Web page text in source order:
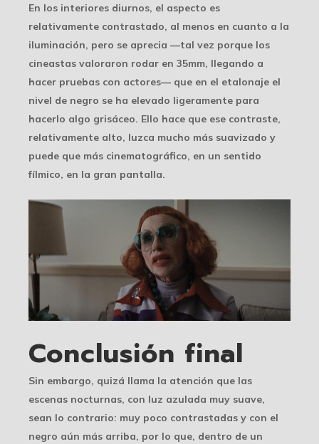
En los interiores diurnos, el aspecto es
relativamente contrastado, al menos en cuanto a la
iluminación, pero se aprecia —tal vez porque los
cineastas valoraron rodar en 35mm, llegando a
hacer pruebas con actores— que en el etalonaje el
nivel de negro se ha elevado ligeramente para
hacerlo algo grisáceo. Ello hace que ese contraste,
relativamente alto, luzca mucho más suavizado y
puede que más cinematográfico, en un sentido
fílmico, en la gran pantalla.
Conclusión final
Sin embargo, quizá llama la atención que las
escenas nocturnas, con luz azulada muy suave,
sean lo contrario: muy poco contrastadas y con el
negro aún más arriba, por lo que, dentro de un